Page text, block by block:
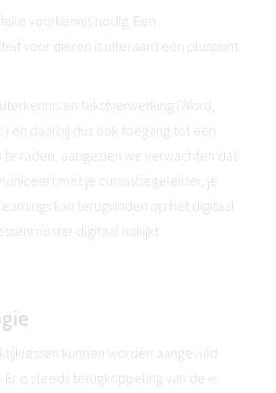
voorkennis nodig. Een
voor dieren is uiteraard een pluspunt.
en tekstverwerking (Word,
en daarbij dus ook toegang tot een
te raden, aangezien we verwachten dat
met je cursusbegeleider, je
kan terugvinden op het digitaal
digitaal nakijkt.
kunnen worden aangevuld
Er is steeds terugkoppeling van de e-